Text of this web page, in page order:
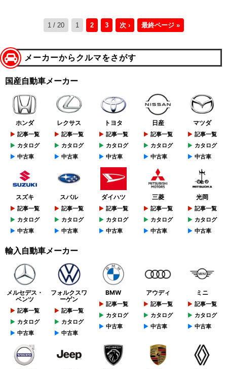
1 / 20 1 2 3 次 › 最終ページ »
メーカーからクルマをさがす
国産自動車メーカー
ホンダ
記事一覧
カタログ
中古車
レクサス
記事一覧
カタログ
中古車
トヨタ
記事一覧
カタログ
中古車
日産
記事一覧
カタログ
中古車
マツダ
記事一覧
カタログ
中古車
スズキ
記事一覧
カタログ
中古車
スバル
記事一覧
カタログ
中古車
ダイハツ
記事一覧
カタログ
中古車
三菱
記事一覧
カタログ
中古車
光岡
記事一覧
カタログ
中古車
輸入自動車メーカー
メルセデス・
ベンツ
記事一覧
カタログ
中古車
フォルクスワ
ーゲン
記事一覧
カタログ
中古車
BMW
記事一覧
カタログ
中古車
アウディ
記事一覧
カタログ
中古車
ミニ
記事一覧
カタログ
中古車